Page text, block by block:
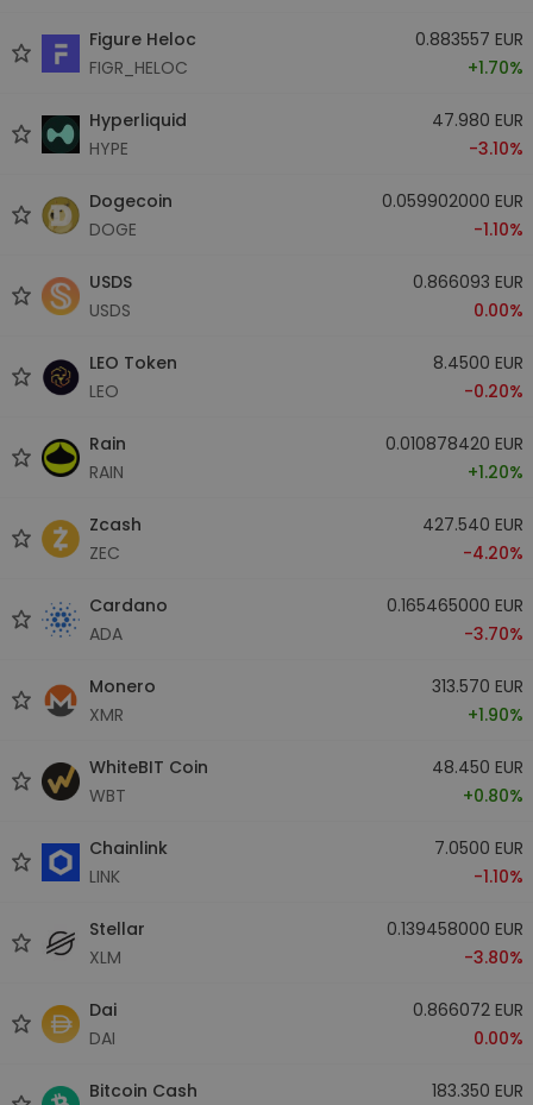
Figure Heloc
FIGR_HELOC
0.883557 EUR
+1.70%
Hyperliquid
HYPE
47.980 EUR
-3.10%
Dogecoin
DOGE
0.059902000 EUR
-1.10%
USDS
USDS
0.866093 EUR
0.00%
LEO Token
LEO
8.4500 EUR
-0.20%
Rain
RAIN
0.010878420 EUR
+1.20%
Zcash
ZEC
427.540 EUR
-4.20%
Cardano
ADA
0.165465000 EUR
-3.70%
Monero
XMR
313.570 EUR
+1.90%
WhiteBIT Coin
WBT
48.450 EUR
+0.80%
Chainlink
LINK
7.0500 EUR
-1.10%
Stellar
XLM
0.139458000 EUR
-3.80%
Dai
DAI
0.866072 EUR
0.00%
Bitcoin Cash
183.350 EUR